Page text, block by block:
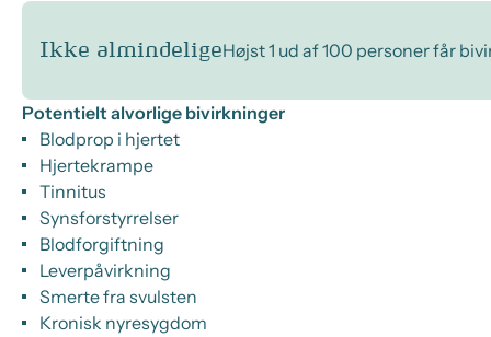
Ikke almindeligeHøjst 1 ud af 100 personer får
Potentielt alvorlige bivirkninger
Blodprop i hjertet
Hjertekrampe
Tinnitus
Synsforstyrrelser
Blodforgiftning
Leverpåvirkning
Smerte fra svulsten
Kronisk nyresygdom